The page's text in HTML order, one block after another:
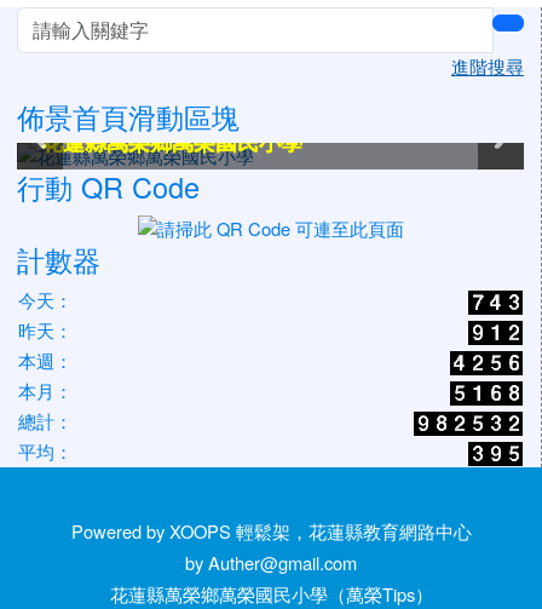
左邊區域內容
進階搜尋
佈景首頁滑動區塊
花蓮縣萬榮鄉萬榮國民小學
花蓮縣萬榮鄉萬榮國民小學
花蓮縣萬榮鄉萬榮國民小學
花蓮縣萬榮鄉萬榮國民小學
花蓮縣萬榮鄉萬榮國民小學
花蓮縣萬榮鄉萬榮國民小學
行動 QR Code
計數器
今天：
昨天：
本週：
本月：
總計：
平均：
Powered by XOOPS 輕鬆架，花蓮縣教育網路中心
by Auther@gmail.com
花蓮縣萬榮鄉萬榮國民小學（萬榮Tips）